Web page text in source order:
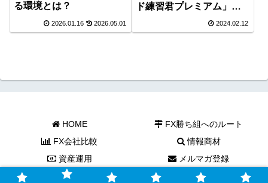
る環境とは？
2026.01.16 2026.05.01
ド練習君プレミアム」が
大幅バージョンアップ！
2024.02.12
HOME
FX勝ち組へのルート
FX会社比較
情報商材
資産運用
メルマガ登録
Copyright © 2021 フリーライフＦＸ All Rights Reserved.